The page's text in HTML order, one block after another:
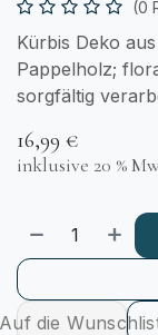
(0
Kürbis Deko
Pappelholz;
sorgfältig
16,99 €
inklusive 20 %
Auf die